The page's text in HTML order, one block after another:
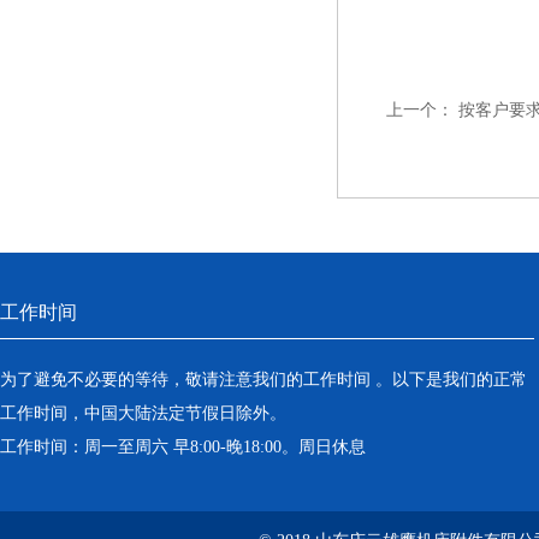
上一个： 按客户要
工作时间
为了避免不必要的等待，敬请注意我们的工作时间 。以下是我们的正常
工作时间，中国大陆法定节假日除外。
工作时间：周一至周六 早8:00-晚18:00。周日休息